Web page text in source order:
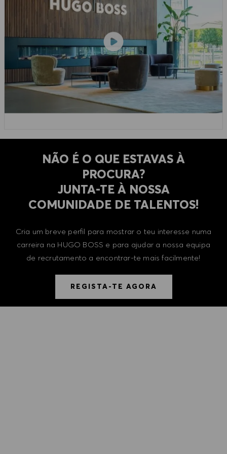
NÃO É O QUE ESTAVAS À
PROCURA?
​​​​​​​JUNTA-TE À NOSSA
COMUNIDADE DE TALENTOS!
Cria um breve perfil para mostrar o teu interesse numa
carreira na HUGO BOSS e para ajudar a nossa equipa
de recrutamento a encontrar-te mais facilmente!
REGISTA-TE AGORA